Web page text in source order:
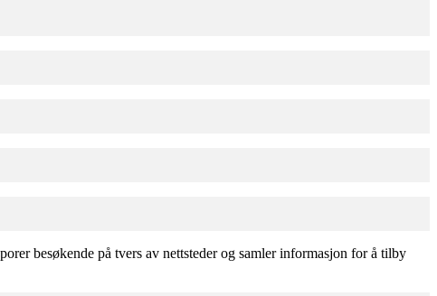
besøkende på tvers av nettsteder og samler informasjon for å tilby